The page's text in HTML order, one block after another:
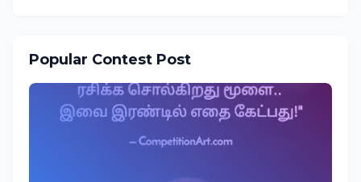
Popular Contest Post